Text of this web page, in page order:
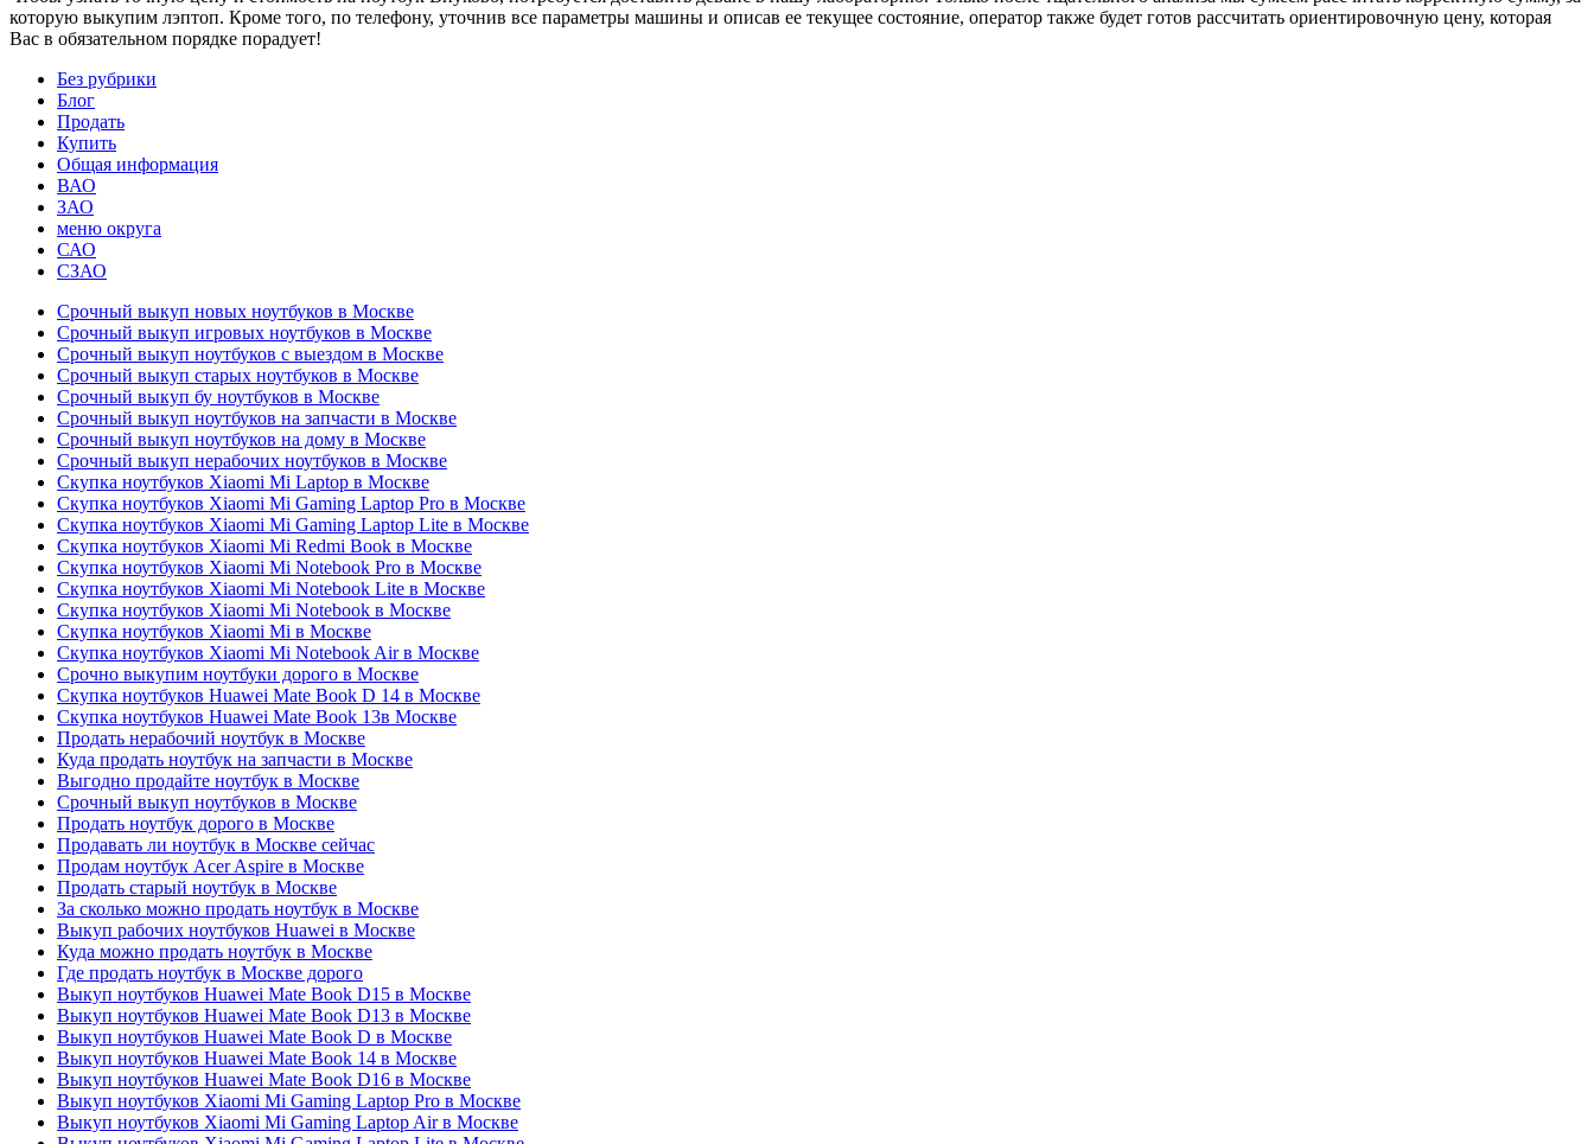
которую выкупим лэптоп. Кроме того, по телефону, уточнив все параметры машины и описав ее текущее состояние, оператор также будет готов рассчитать ориентировочную цену, которая
Вас в обязательном порядке порадует!
Без рубрики
Блог
Продать
Купить
Общая информация
ВАО
ЗАО
меню округа
САО
СЗАО
Срочный выкуп новых ноутбуков в Москве
Срочный выкуп игровых ноутбуков в Москве
Срочный выкуп ноутбуков с выездом в Москве
Срочный выкуп старых ноутбуков в Москве
Срочный выкуп бу ноутбуков в Москве
Срочный выкуп ноутбуков на запчасти в Москве
Срочный выкуп ноутбуков на дому в Москве
Срочный выкуп нерабочих ноутбуков в Москве
Скупка ноутбуков Xiaomi Mi Laptop в Москве
Скупка ноутбуков Xiaomi Mi Gaming Laptop Pro в Москве
Скупка ноутбуков Xiaomi Mi Gaming Laptop Lite в Москве
Скупка ноутбуков Xiaomi Mi Redmi Book в Москве
Скупка ноутбуков Xiaomi Mi Notebook Pro в Москве
Скупка ноутбуков Xiaomi Mi Notebook Lite в Москве
Скупка ноутбуков Xiaomi Mi Notebook в Москве
Скупка ноутбуков Xiaomi Mi в Москве
Скупка ноутбуков Xiaomi Mi Notebook Air в Москве
Срочно выкупим ноутбуки дорого в Москве
Скупка ноутбуков Huawei Mate Book D 14 в Москве
Скупка ноутбуков Huawei Mate Book 13в Москве
Продать нерабочий ноутбук в Москве
Куда продать ноутбук на запчасти в Москве
Выгодно продайте ноутбук в Москве
Срочный выкуп ноутбуков в Москве
Продать ноутбук дорого в Москве
Продавать ли ноутбук в Москве сейчас
Продам ноутбук Acer Aspire в Москве
Продать старый ноутбук в Москве
За сколько можно продать ноутбук в Москве
Выкуп рабочих ноутбуков Huawei в Москве
Куда можно продать ноутбук в Москве
Где продать ноутбук в Москве дорого
Выкуп ноутбуков Huawei Mate Book D15 в Москве
Выкуп ноутбуков Huawei Mate Book D13 в Москве
Выкуп ноутбуков Huawei Mate Book D в Москве
Выкуп ноутбуков Huawei Mate Book 14 в Москве
Выкуп ноутбуков Huawei Mate Book D16 в Москве
Выкуп ноутбуков Xiaomi Mi Gaming Laptop Pro в Москве
Выкуп ноутбуков Xiaomi Mi Gaming Laptop Air в Москве